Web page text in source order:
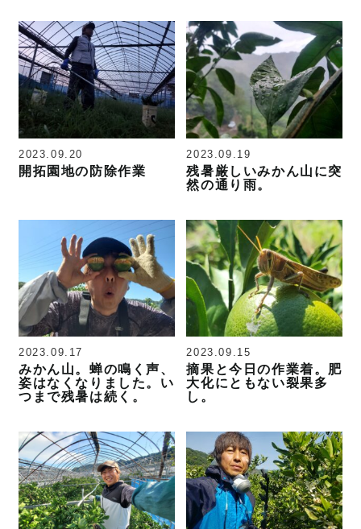
2023.09.20
開拓園地の防除作業
2023.09.19
残暑厳しいみかん山に突
然の通り雨。
2023.09.17
みかん山。蝉の鳴く声、
姿はなくなりました。い
つまで残暑は続く。
2023.09.15
摘果と今日の作業着。肥
大化にともない裂果多
し。